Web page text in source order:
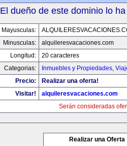
El dueño de este dominio lo
Mayusculas:
Minusculas:
alquileresvacaciones.com
Longitud:
20 caracteres
Categorias:
Inmuebles y Propiedades,
Precio:
Realizar una oferta!
Visitar!
alquileresvacaciones.com
Serán consideradas
Realizar una Oferta